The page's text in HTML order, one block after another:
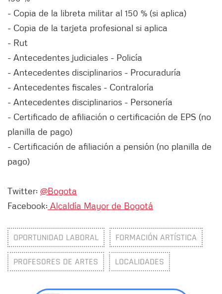
- Copia de la libreta militar al 150 % (si aplica)
- Copia de la tarjeta profesional si aplica
- Rut
- Antecedentes judiciales - Policía
- Antecedentes disciplinarios - Procuraduría
- Antecedentes fiscales - Contraloría
- Antecedentes disciplinarios - Personería
- Certificado de afiliación o certificación de EPS (no
planilla de pago)
- Certificación de afiliación a pensión (no planilla de
pago)
Twitter: @Bogota
Facebook: Alcaldía Mayor de Bogotá
OPORTUNIDAD LABORAL FORMACIÓN ARTÍSTICA
PROFESORES DE ARTES LOCALIDADES